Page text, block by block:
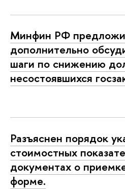
Минфин РФ
дополнительно
шаги по снижению
несостоявшихся
Разъяснен порядок
стоимостных
документах о
форме.